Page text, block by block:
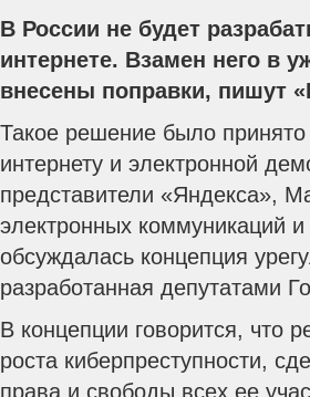
В России не будет
интернете. Взамен него в
внесены поправки, пишут
Такое решение было принято
интернету и электронной
представители «Яндекса»,
электронных коммуникаций
обсуждалась концепция
разработанная депутатами
В концепции говорится, что
роста киберпреступности,
права и свободы всех ее